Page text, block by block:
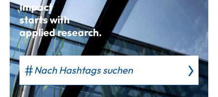
Impact
starts with
applied research.
Nach Hashtags suchen